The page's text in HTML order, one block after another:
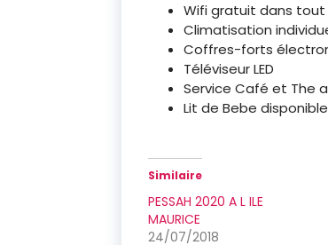
Wifi gratuit dans tout
Climatisation
Coffres-forts
Téléviseur LED
Service Café et The
Lit de Bebe
Similaire
PESSAH 2020 A L ILE
MAURICE
24/07/2018